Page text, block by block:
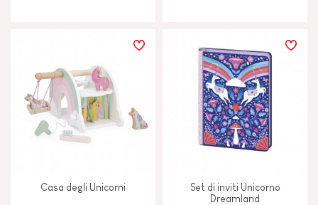
Casa degli Unicorni
Set di inviti Unicorno
Dreamland